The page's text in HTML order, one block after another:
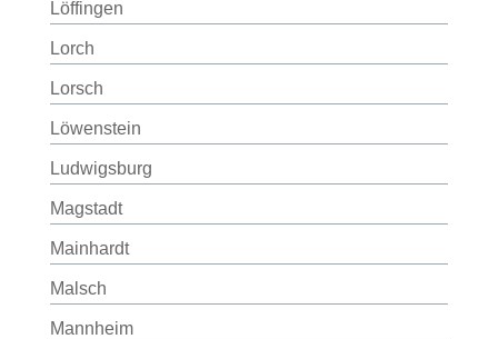
Löffingen
Lorch
Lorsch
Löwenstein
Ludwigsburg
Magstadt
Mainhardt
Malsch
Mannheim